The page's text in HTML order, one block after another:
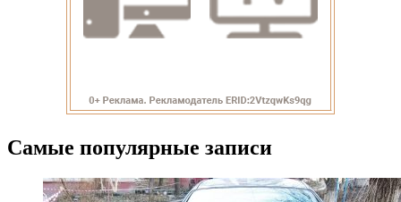
Самые популярные записи